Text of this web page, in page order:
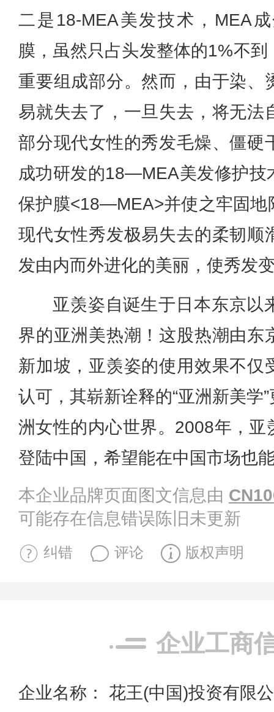
二是18-MEA美发技术，MEA
膜，虽然只占头发整体的1%不
重要组成部分。然而，由于染、
易就失去了，一旦失去，将无法
部分现代女性的秀发毛燥、僵硬
成功研发的18—MEA美发修护技
保护膜<18—MEA>并使之牢固地
现代女性秀发极易失去的柔韧顺
发由内而外进化的美丽，使秀发
亚羡姿自诞生于日本东京以
界的亚洲美热潮！这股热潮由东
新加坡，亚羡姿的使用效果不仅
认可，其崭新诠释的“亚洲新美学
洲女性的内心世界。2008年，亚
登陆中国，希望能在中国市场也
本企业品牌页面图文信息由
可能存在信息错误陈旧未更新
纠错 评论 版权声明
企业工商
企业名称： 花王(中国)投资有限